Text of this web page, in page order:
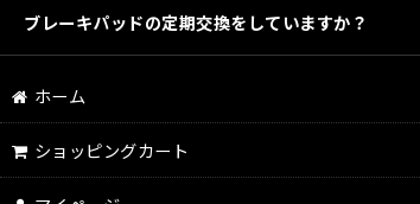
ブレーキパッドの定期交換をしていますか？
ホーム
ショッピングカート